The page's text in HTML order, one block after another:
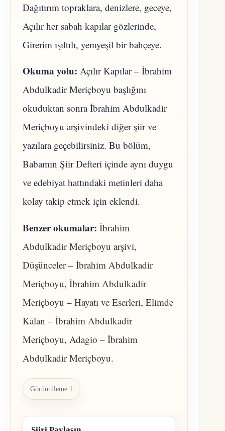
Dağıtırım topraklara, denizlere, geceye,
Açılır her sabah kapılar gözlerinde,
Girerim ışıltılı, yemyeşil bir bahçeye.
Okuma yolu: Açılır Kapılar – İbrahim
Abdulkadir Meriçboyu başlığını
okuduktan sonra İbrahim Abdulkadir
Meriçboyu arşivindeki diğer şiir ve
yazılara geçebilirsiniz. Bu bölüm,
Babamın Şiir Defteri içinde aynı duygu
ve edebiyat hattındaki metinleri daha
kolay takip etmek için eklendi.
Benzer okumalar: İbrahim
Abdulkadir Meriçboyu arşivi,
Düşünceler – İbrahim Abdulkadir
Meriçboyu, İbrahim Abdulkadir
Meriçboyu – Hayatı ve Eserleri, Elimde
Kalan – İbrahim Abdulkadir
Meriçboyu, Adagio – İbrahim
Abdulkadir Meriçboyu.
Görüntüleme:1